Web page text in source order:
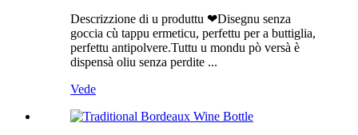
Descrizzione di u produttu ❤Disegnu senza
goccia cù tappu ermeticu, perfettu per a buttiglia,
perfettu antipolvere.Tuttu u mondu pò versà è
dispensà oliu senza perdite ...
Vede